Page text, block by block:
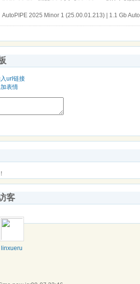
AutoPIPE 2025 Minor 1 (25.00.01.213) | 1.1 Gb
url链接
表情
客
linxueru